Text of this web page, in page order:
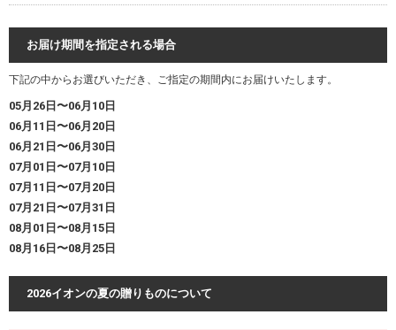
お届け期間を指定される場合
下記の中からお選びいただき、ご指定の期間内にお届けいたします。
05月26日〜06月10日
06月11日〜06月20日
06月21日〜06月30日
07月01日〜07月10日
07月11日〜07月20日
07月21日〜07月31日
08月01日〜08月15日
08月16日〜08月25日
2026イオンの夏の贈りものについて